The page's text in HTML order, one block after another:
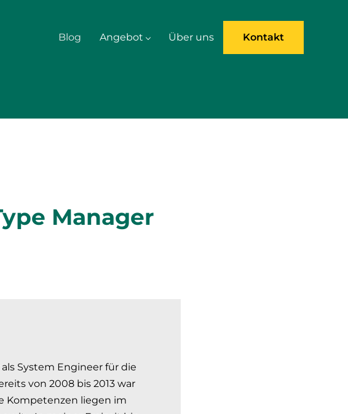
Blog
Angebot Über uns Kontakt
Manager
System Engineer für die
von 2008 bis 2013 war
Kompetenzen liegen im